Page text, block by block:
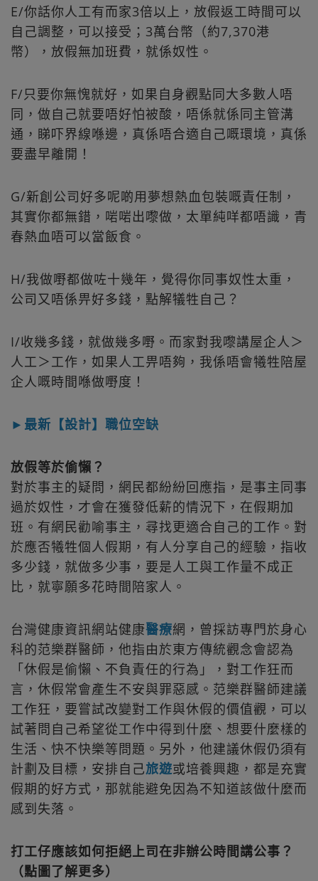
E/你話你人工有而家3倍以上，放假返工時間可以
自己調整，可以接受；3萬台幣（約7,370港
幣），放假無加班費，就係奴性。
F/只要你無愧就好，如果自身觀點同大多數人唔
同，做自己就要唔好怕被酸，唔係就係同主管溝
通，睇吓界線喺邊，真係唔合適自己嘅環境，真係
要盡早離開！
G/新創公司好多呢啲用夢想熱血包裝嘅責任制，
其實你都無錯，啱啱出嚟做，太單純咩都唔識，青
春熱血唔可以當飯食。
H/我做嘢都做咗十幾年，覺得你同事奴性太重，
公司又唔係畀好多錢，點解犠牲自己？
I/收幾多錢，就做幾多嘢。而家對我嚟講屋企人＞
人工＞工作，如果人工畀唔夠，我係唔會犧牲陪屋
企人嘅時間喺做嘢度！
►最新【設計】職位空缺
放假等於偷懶？
對於事主的疑問，網民都紛紛回應指，是事主同事
過於奴性，才會在獲發低薪的情況下，在假期加
班。有網民勸喻事主，尋找更適合自己的工作。對
於應否犧牲個人假期，有人分享自己的經驗，指收
多少錢，就做多少事，要是人工與工作量不成正
比，就寧願多花時間陪家人。
台灣健康資訊網站健康醫療網，曾採訪專門於身心
科的范樂群醫師，他指由於東方傳統觀念會認為
「休假是偷懶、不負責任的行為」，對工作狂而
言，休假常會產生不安與罪惡感。范樂群醫師建議
工作狂，要嘗試改變對工作與休假的價值觀，可以
試著問自己希望從工作中得到什麼、想要什麼樣的
生活、快不快樂等問題。另外，他建議休假仍須有
計劃及目標，安排自己旅遊或培養興趣，都是充實
假期的好方式，那就能避免因為不知道該做什麼而
感到失落。
打工仔應該如何拒絕上司在非辦公時間講公事？
（點圖了解更多）